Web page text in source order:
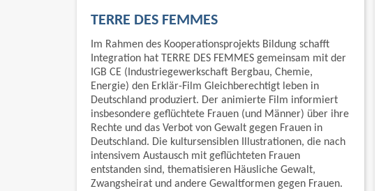
TERRE DES FEMMES
Im Rahmen des Kooperationsprojekts Bildung schafft
Integration hat TERRE DES FEMMES gemeinsam mit der
IGB CE (Industriegewerkschaft Bergbau, Chemie,
Energie) den Erklär-Film Gleichberechtigt leben in
Deutschland produziert. Der animierte Film informiert
insbesondere geflüchtete Frauen (und Männer) über ihre
Rechte und das Verbot von Gewalt gegen Frauen in
Deutschland. Die kultursensiblen Illustrationen, die nach
intensivem Austausch mit geflüchteten Frauen
entstanden sind, thematisieren Häusliche Gewalt,
Zwangsheirat und andere Gewaltformen gegen Frauen.